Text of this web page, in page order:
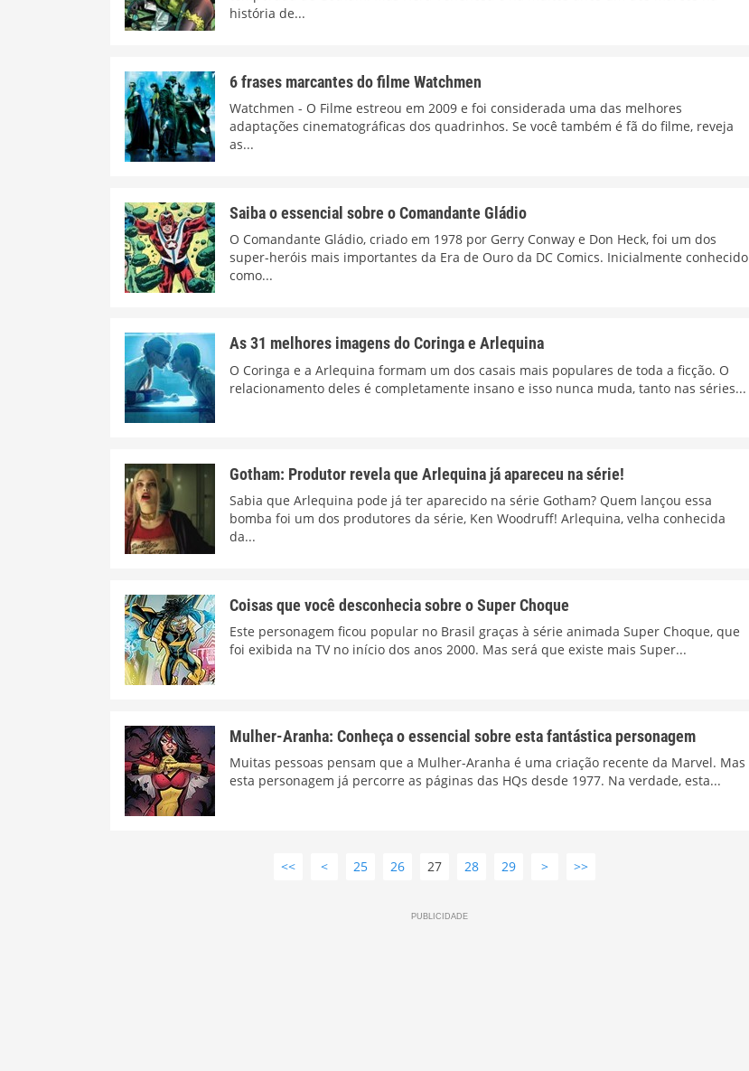
história de...
6 frases marcantes do filme Watchmen
Watchmen - O Filme estreou em 2009 e foi considerada uma das melhores
adaptações cinematográficas dos quadrinhos. Se você também é fã do filme, reveja
as...
Saiba o essencial sobre o Comandante Gládio
O Comandante Gládio, criado em 1978 por Gerry Conway e Don Heck, foi um dos
super-heróis mais importantes da Era de Ouro da DC Comics. Inicialmente conhecido
como...
As 31 melhores imagens do Coringa e Arlequina
O Coringa e a Arlequina formam um dos casais mais populares de toda a ficção. O
relacionamento deles é completamente insano e isso nunca muda, tanto nas séries...
Gotham: Produtor revela que Arlequina já apareceu na série!
Sabia que Arlequina pode já ter aparecido na série Gotham? Quem lançou essa
bomba foi um dos produtores da série, Ken Woodruff! Arlequina, velha conhecida
da...
Coisas que você desconhecia sobre o Super Choque
Este personagem ficou popular no Brasil graças à série animada Super Choque, que
foi exibida na TV no início dos anos 2000. Mas será que existe mais Super...
Mulher-Aranha: Conheça o essencial sobre esta fantástica personagem
Muitas pessoas pensam que a Mulher-Aranha é uma criação recente da Marvel. Mas
esta personagem já percorre as páginas das HQs desde 1977. Na verdade, esta...
<< < 25 26 27 28 29 > >>